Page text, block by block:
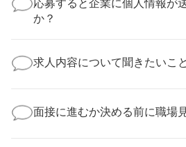
の多くは、複数応募して自分に
います。
か？
業様に個人情報が送られるこ
より詳細な求人情報をご確認い
求人内容について聞きたいこ
してお答えいたします。
勤務体制や職場の雰囲気、研修
面接に進むか決める前に職場